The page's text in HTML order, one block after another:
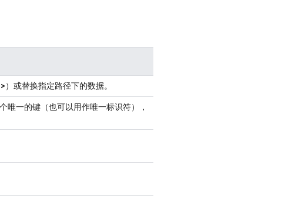
）或替换指定路径下的数据。
唯一的键（也可以用作唯一标识符），